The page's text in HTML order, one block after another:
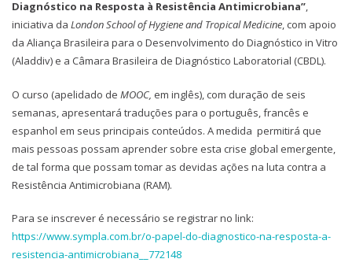
Diagnóstico na Resposta à Resistência Antimicrobiana”,
iniciativa da London School of Hygiene and Tropical Medicine, com apoio
da Aliança Brasileira para o Desenvolvimento do Diagnóstico in Vitro
(Aladdiv) e a Câmara Brasileira de Diagnóstico Laboratorial (CBDL).
O curso (apelidado de MOOC, em inglês), com duração de seis
semanas, apresentará traduções para o português, francês e
espanhol em seus principais conteúdos. A medida permitirá que
mais pessoas possam aprender sobre esta crise global emergente,
de tal forma que possam tomar as devidas ações na luta contra a
Resistência Antimicrobiana (RAM).
Para se inscrever é necessário se registrar no link:
https://www.sympla.com.br/o-papel-do-diagnostico-na-resposta-a-
resistencia-antimicrobiana__772148